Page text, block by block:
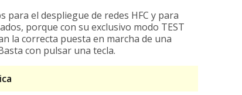
para el despliegue de redes HFC y para
porque con su exclusivo modo TEST
la correcta puesta en marcha de una
con pulsar una tecla.